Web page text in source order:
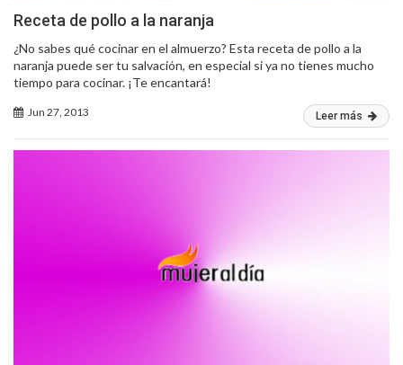
Receta de pollo a la naranja
¿No sabes qué cocinar en el almuerzo? Esta receta de pollo a la
naranja puede ser tu salvación, en especial si ya no tienes mucho
tiempo para cocinar. ¡Te encantará!
Jun 27, 2013 Leer más